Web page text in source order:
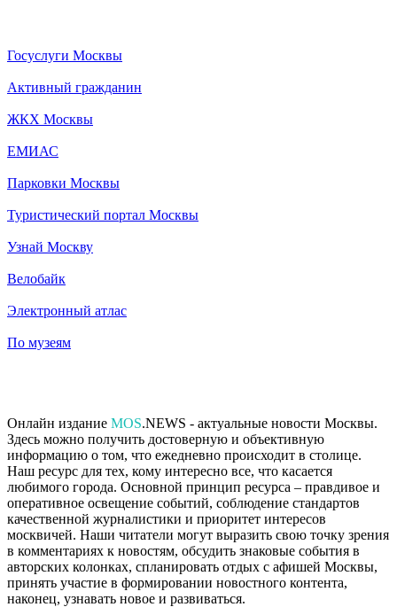
Госуслуги Москвы
Активный гражданин
ЖКХ Москвы
ЕМИАС
Парковки Москвы
Туристический портал Москвы
Узнай Москву
Велобайк
Электронный атлас
По музеям
Онлайн издание MOS.NEWS - актуальные новости Москвы.
Здесь можно получить достоверную и объективную
информацию о том, что ежедневно происходит в столице.
Наш ресурс для тех, кому интересно все, что касается
любимого города. Основной принцип ресурса – правдивое и
оперативное освещение событий, соблюдение стандартов
качественной журналистики и приоритет интересов
москвичей. Наши читатели могут выразить свою точку зрения
в комментариях к новостям, обсудить знаковые события в
авторских колонках, спланировать отдых с афишей Москвы,
принять участие в формировании новостного контента,
наконец, узнавать новое и развиваться.